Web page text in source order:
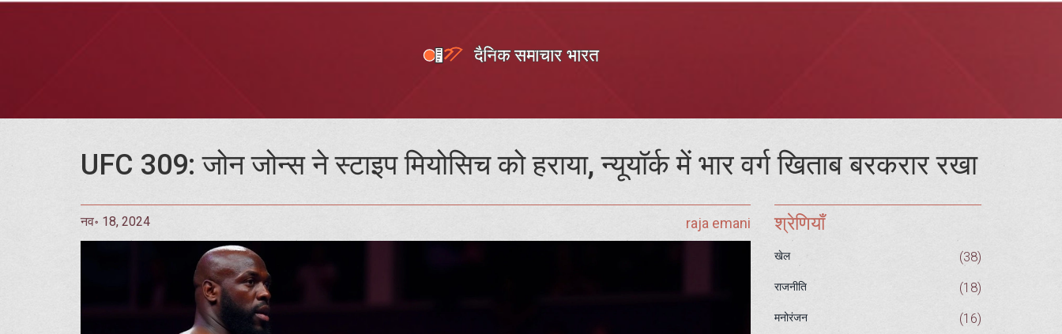
UFC 309: जोन जोन्स ने स्टाइप मियोसिच को हराया, न्यूयॉर्क में भार वर्ग खिताब बरकरार रखा
नव॰ 18, 2024 raja emani श्रेणियाँ
खेल (38)
राजनीति (18)
मनोरंजन (16)